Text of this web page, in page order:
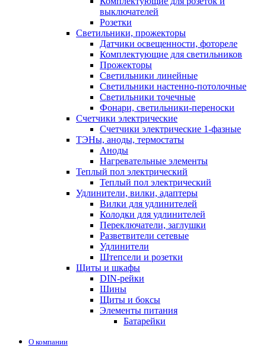
выключателей
Розетки
Светильники, прожекторы
Датчики освещенности, фотореле
Комплектующие для светильников
Прожекторы
Светильники линейные
Светильники настенно-потолочные
Светильники точечные
Фонари, светильники-переноски
Счетчики электрические
Счетчики электрические 1-фазные
ТЭНы, аноды, термостаты
Аноды
Нагревательные элементы
Теплый пол электрический
Теплый пол электрический
Удлинители, вилки, адаптеры
Вилки для удлинителей
Колодки для удлинителей
Переключатели, заглушки
Разветвители сетевые
Удлинители
Штепсели и розетки
Щиты и шкафы
DIN-рейки
Шины
Щиты и боксы
Элементы питания
Батарейки
О компании